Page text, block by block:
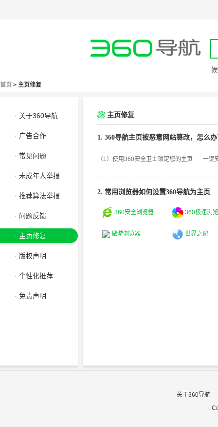
首页 > 主页修复
· 关于360导航
· 广告合作
· 常见问题
· 未成年人举报
· 推荐算法举报
· 问题反馈
· 主页修复
· 版权声明
· 个性化推荐
· 免责声明
主页修复
1. 360导航主页被恶意网站篡改，怎么
（1）使用360安全卫士锁定您的主页 一键
2. 常用浏览器如何设置360导航为主页
360安全浏览器 360极速浏
傲游浏览器 世界之窗
关于360导航